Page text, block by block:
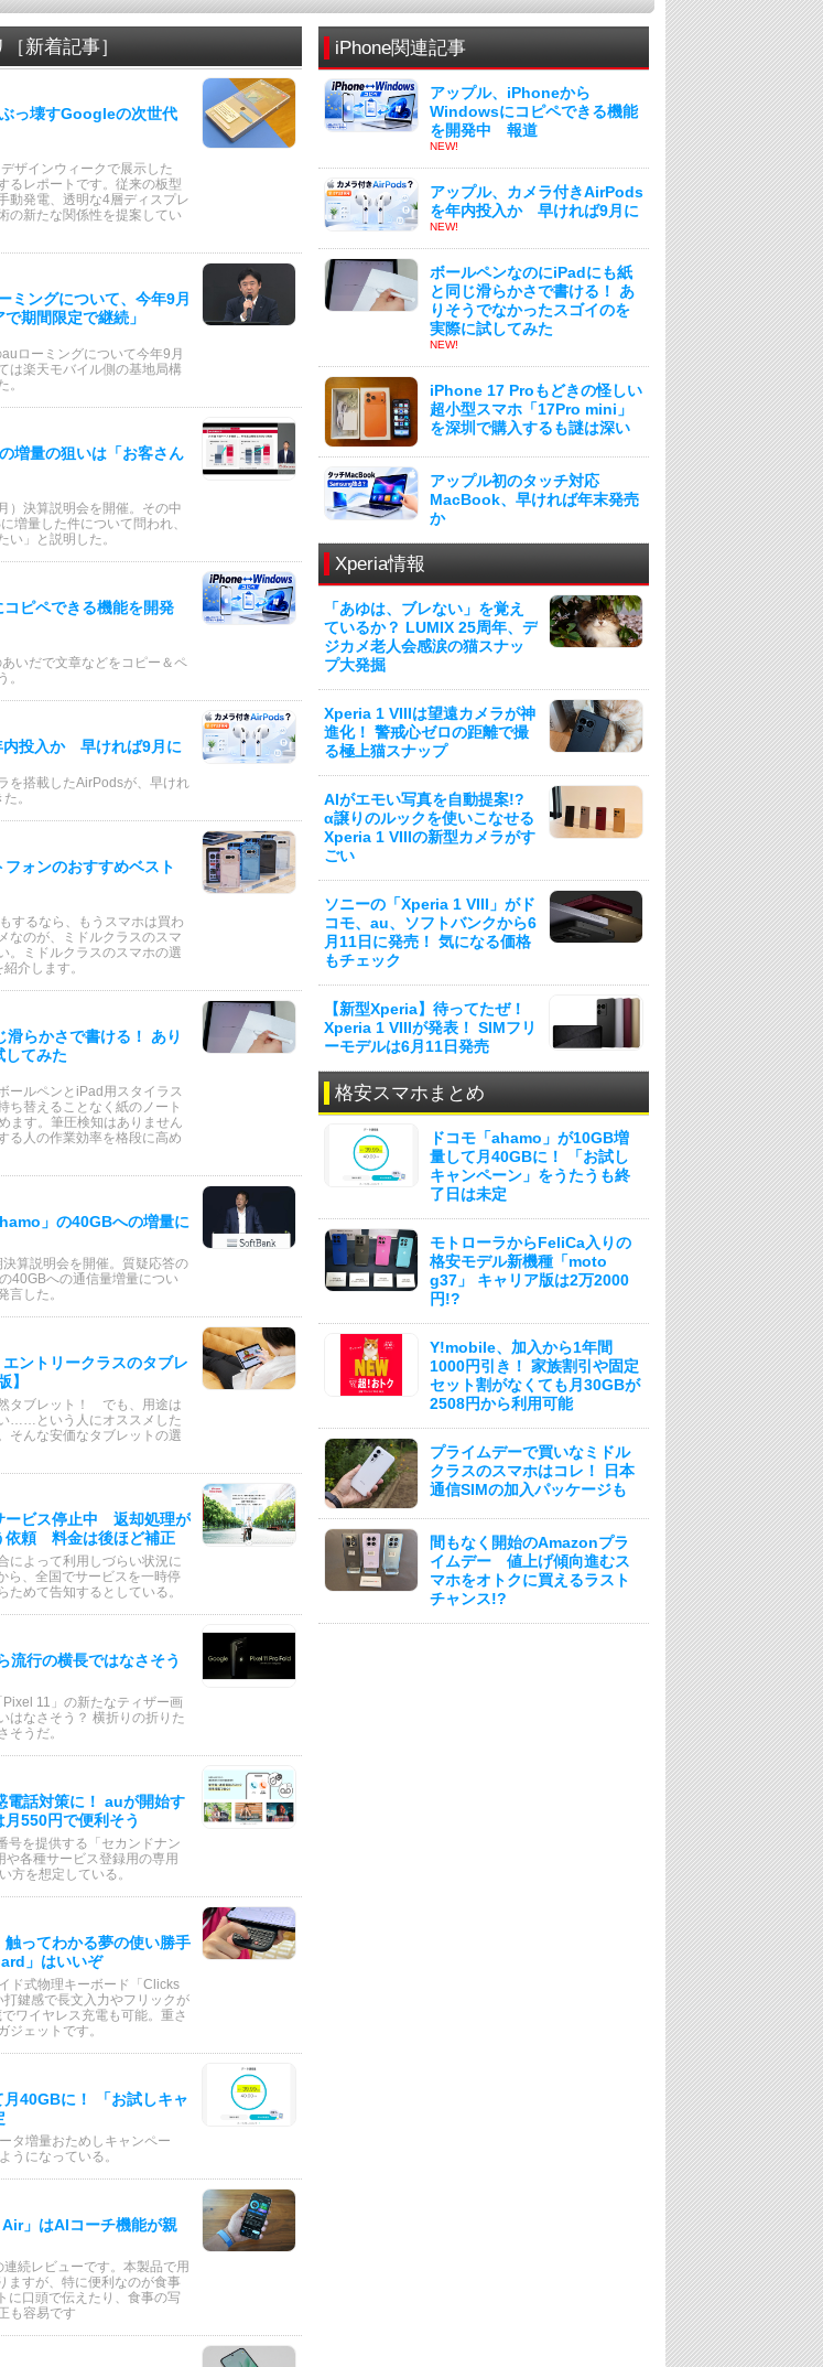
新着記事］
っ壊すGoogleの次世代
ザインウィークで展示した
るレポートです。従来の板型
動発電、透明な4層ディスプレ
の新たな関係性を提案してい
ミングについて、今年9月
期間限定で継続」
ローミングについて今年9月
は楽天モバイル側の基地局構
。
増量の狙いは「お客さん
）決算説明会を開催。その中
増量した件について問われ、
い」と説明した。
ピペできる機能を開発
いだで文章などをコピー＆ペ
。
内投入か 早ければ9月に
を搭載したAirPodsが、早けれ
。
フォンのおすすめベスト
するなら、もうスマホは買わ
のが、ミドルクラスのスマ
。ミドルクラスのスマホの選
介します。
らかさで書ける！ あり
してみた
ールペンとiPad用スタイラス
ち替えることなく紙のノート
ます。筆圧検知はありません
る人の作業効率を格段に高め
」の40GBへの増量に
算説明会を開催。質疑応答の
40GBへの通信量増量につい
言した。
ントリークラスのタブレ
】
タブレット！ でも、用途は
……という人にオススメした
そんな安価なタブレットの選
ービス停止中 返却処理が
依頼 料金は後ほど補正
によって利用しづらい状況に
ら、全国でサービスを一時停
ためて告知するとしている。
流行の横長ではなさそう
11」の新たなティザー画
はなさそう？ 横折りの折りた
そうだ。
電話対策に！ auが開始す
550円で便利そう
号を提供する「セカンドナン
各種サービス登録用の専用
方を想定している。
ってわかる夢の使い勝手
」はいいぞ
ド式物理キーボード「Clicks
鍵感で長文入力やフリックが
ワイヤレス充電も可能。重さ
ジェットです。
40GBに！ 「お試しキャ
タ増量おためしキャンペー
うになっている。
」はAIコーチ機能が親
続レビューです。本製品で用
ますが、特に便利なのが食事
に口頭で伝えたり、食事の写
も容易です
iPhone関連記事
アップル、iPhoneから
Windowsにコピペできる機能
を開発中 報道
NEW!
アップル、カメラ付きAirPods
を年内投入か 早ければ9月に
NEW!
ボールペンなのにiPadにも紙
と同じ滑らかさで書ける！ あ
りそうでなかったスゴイのを
実際に試してみた
NEW!
iPhone 17 Proもどきの怪しい
超小型スマホ「17Pro mini」
を深圳で購入するも謎は深い
アップル初のタッチ対応
MacBook、早ければ年末発売
か
Xperia情報
「あゆは、ブレない」を覚え
ているか？ LUMIX 25周年、デ
ジカメ老人会感涙の猫スナッ
プ大発掘
Xperia 1 VIIIは望遠カメラが神
進化！ 警戒心ゼロの距離で撮
る極上猫スナップ
AIがエモい写真を自動提案!?
α譲りのルックを使いこなせる
Xperia 1 VIIIの新型カメラがす
ごい
ソニーの「Xperia 1 VIII」がド
コモ、au、ソフトバンクから6
月11日に発売！ 気になる価格
もチェック
【新型Xperia】待ってたぜ！
Xperia 1 VIIIが発表！ SIMフリ
ーモデルは6月11日発売
格安スマホまとめ
ドコモ「ahamo」が10GB増
量して月40GBに！ 「お試し
キャンペーン」をうたうも終
了日は未定
モトローラからFeliCa入りの
格安モデル新機種「moto
g37」 キャリア版は2万2000
円!?
Y!mobile、加入から1年間
1000円引き！ 家族割引や固定
セット割がなくても月30GBが
2508円から利用可能
プライムデーで買いなミドル
クラスのスマホはコレ！ 日本
通信SIMの加入パッケージも
間もなく開始のAmazonプラ
イムデー 値上げ傾向進むス
マホをオトクに買えるラスト
チャンス!?